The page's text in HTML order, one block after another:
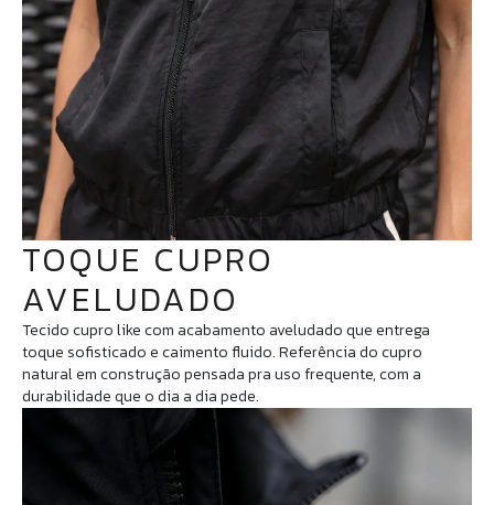
TOQUE CUPRO
AVELUDADO
Tecido cupro like com acabamento aveludado que entrega
toque sofisticado e caimento fluido. Referência do cupro
natural em construção pensada pra uso frequente, com a
durabilidade que o dia a dia pede.